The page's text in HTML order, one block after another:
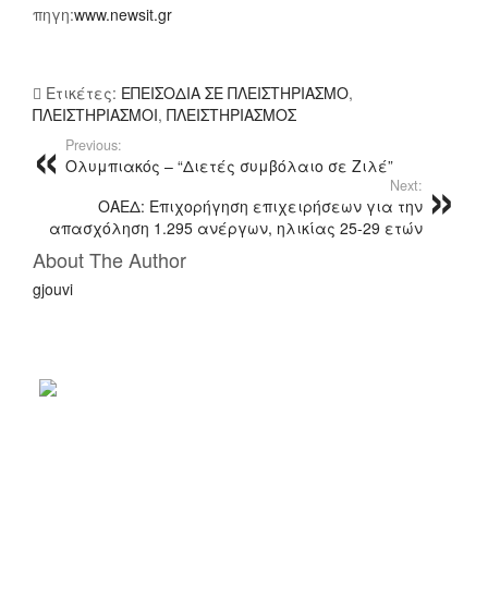
πηγη:www.newsit.gr
Ετικέτες: ΕΠΕΙΣΟΔΙΑ ΣΕ ΠΛΕΙΣΤΗΡΙΑΣΜΟ,
ΠΛΕΙΣΤΗΡΙΑΣΜΟΙ, ΠΛΕΙΣΤΗΡΙΑΣΜΟΣ
Previous:
Ολυμπιακός – “Διετές συμβόλαιο σε Ζιλέ”
Next:
ΟΑΕΔ: Επιχορήγηση επιχειρήσεων για την
απασχόληση 1.295 ανέργων, ηλικίας 25-29 ετών
About The Author
gjouvi